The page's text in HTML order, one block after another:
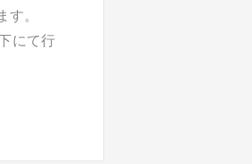
。
にて行